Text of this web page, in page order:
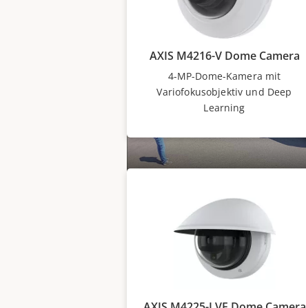
AXIS M4216-V Dome Camera
4-MP-Dome-Kamera mit
Variofokusobjektiv und Deep
Learning